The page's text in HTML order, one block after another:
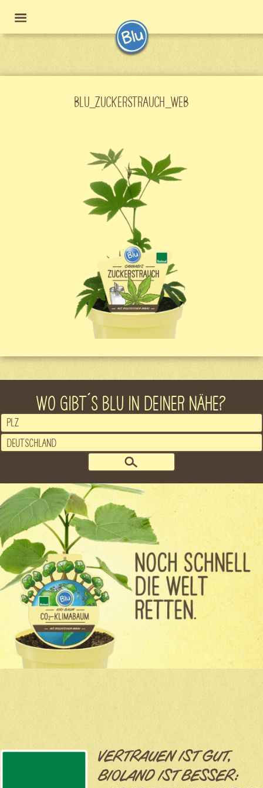
BLU_ZUCKERSTRAUCH_WEB
WO GIBT´S BLU IN DEINER NÄHE?
VERTRAUEN IST GUT,
BIOLAND IST BESSER: